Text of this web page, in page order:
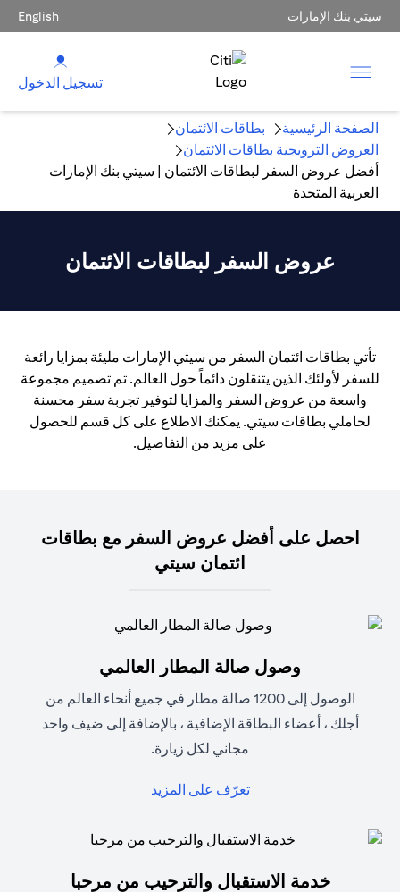
سيتي بنك الإمارات English
تسجيل الدخول
الصفحة الرئيسية
بطاقات الائتمان
العروض الترويجية بطاقات الائتمان
أفضل عروض السفر لبطاقات الائتمان | سيتي بنك الإمارات
العربية المتحدة
عروض السفر لبطاقات الائتمان
تأتي بطاقات ائتمان السفر من سيتي الإمارات مليئة بمزايا رائعة
للسفر لأولئك الذين يتنقلون دائماً حول العالم. تم تصميم مجموعة
واسعة من عروض السفر والمزايا لتوفير تجربة سفر محسنة
لحاملي بطاقات سيتي. يمكنك الاطلاع على كل قسم للحصول
على مزيد من التفاصيل.
احصل على أفضل عروض السفر مع بطاقات
ائتمان سيتي
وصول صالة المطار العالمي
الوصول إلى 1200 صالة مطار في جميع أنحاء العالم من
أجلك ، أعضاء البطاقة الإضافية ، بالإضافة إلى ضيف واحد
مجاني لكل زيارة.
تعرّف على المزيد
خدمة الاستقبال والترحيب من مرحبا